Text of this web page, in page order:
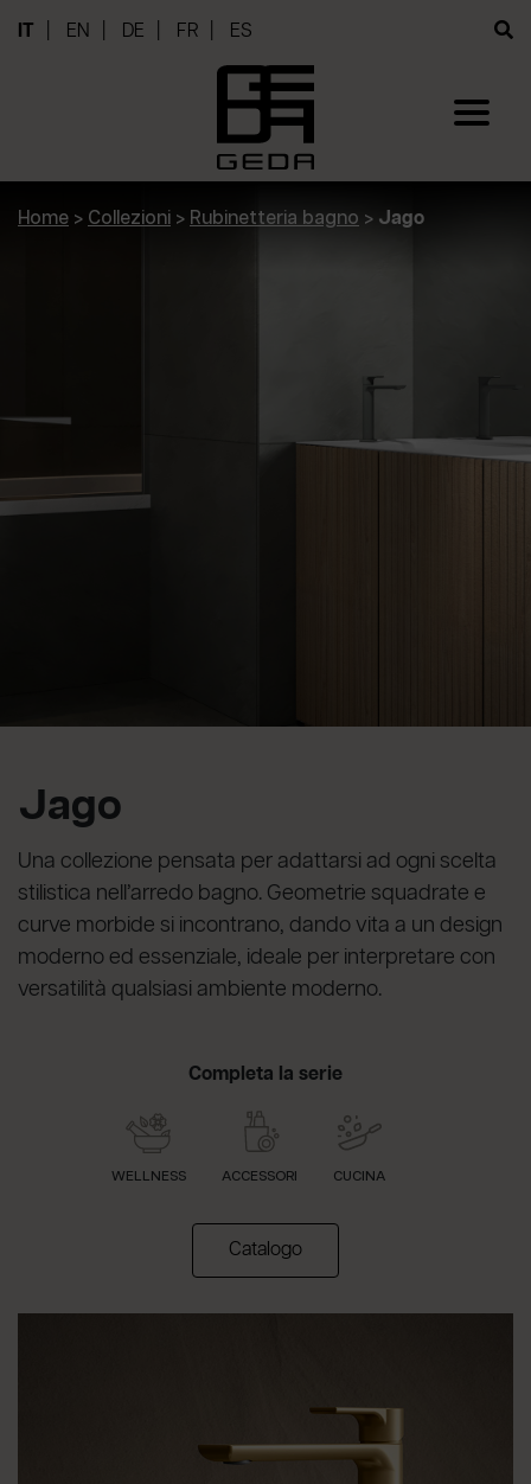
IT EN DE FR ES
Home > Collezioni > Rubinetteria bagno > Jago
Jago
Una collezione pensata per adattarsi ad ogni scelta
stilistica nell’arredo bagno. Geometrie squadrate e
curve morbide si incontrano, dando vita a un design
moderno ed essenziale, ideale per interpretare con
versatilità qualsiasi ambiente moderno.
Completa la serie
WELLNESS ACCESSORI CUCINA
Catalogo(apre in una nuova scheda)